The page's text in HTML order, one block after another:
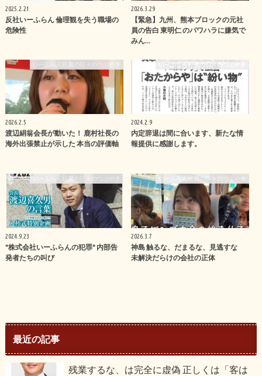
2025.2.21
反社いーふらん 倫理観を失う職場の
危険性
2026.3.29
【緊急】九州、熊本ブロックの元社
員の告白 東明仁 のパワハラに嫌気で
みん…
2026.2.5
渡辺絹翁会長が動いた！ 鹿村社長の
海外出張禁止が示した 本当の評価軸
いーふらん社員の日々のつぶやき
2024.2.9
内定辞退は間に合います、新たな情
報提供に感謝します。
いーふらん社員の日々のつぶやき
2024.9.23
"株式会社いーふらんの犯罪" 内部告
発者たちの叫び
いーふらん社員の日々のつぶやき
2026.3.7
神島 触るな、だまるな、見逃すな
未解決だらけの会社の正体
最近の記事
残業するな、は完全に虚偽 正しくは「客は